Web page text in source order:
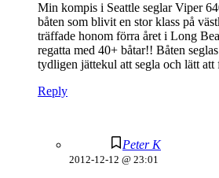
Min kompis i Seattle seglar Viper
båten som blivit en stor klass på
träffade honom förra året i Long
regatta med 40+ båtar!! Båten
tydligen jättekul att segla och lätt
Reply
Peter K
2012-12-12 @ 23:01